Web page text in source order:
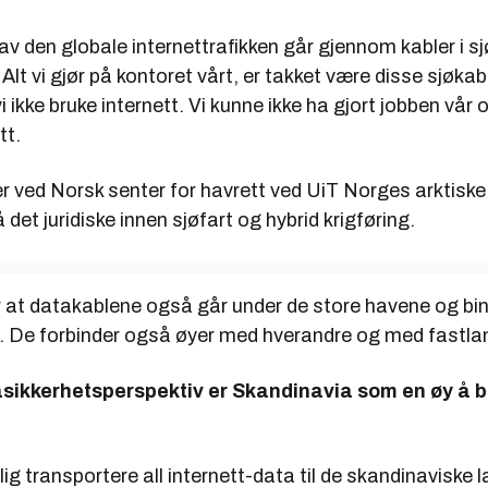
den globale internettrafikken går gjennom kabler i
vi gjør på kontoret vårt, er takket være disse
ikke bruke internett. Vi kunne ikke ha gjort jobben vår
ved Norsk senter for havrett ved UiT Norges
det juridiske innen sjøfart og hybrid krigføring.
datakablene også går under de store havene og
De forbinder også øyer med hverandre og med
er Skandinavia som en øy å
transportere all internett-data til de skandinaviske